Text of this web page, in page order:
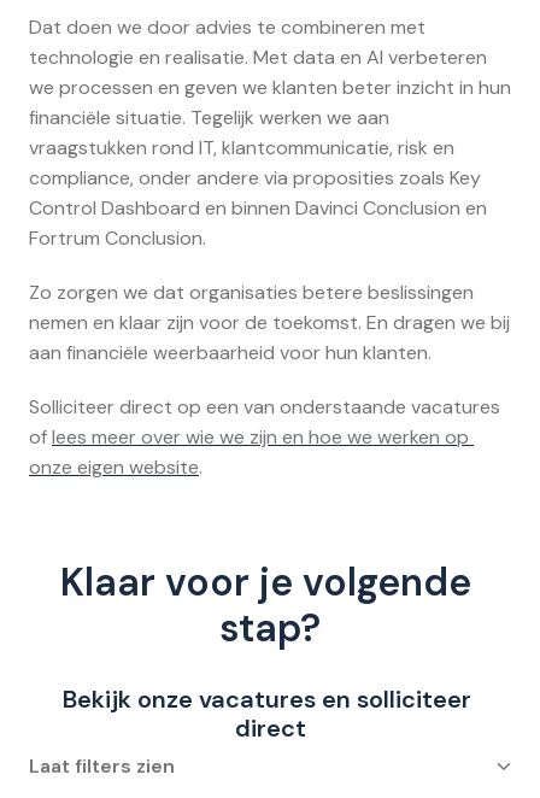
Dat doen we door advies te combineren met
technologie en realisatie. Met data en AI verbeteren
we processen en geven we klanten beter inzicht in hun
financiële situatie. Tegelijk werken we aan
vraagstukken rond IT, klantcommunicatie, risk en
compliance, onder andere via proposities zoals Key
Control Dashboard en binnen Davinci Conclusion en
Fortrum Conclusion.
Zo zorgen we dat organisaties betere beslissingen
nemen en klaar zijn voor de toekomst. En dragen we bij
aan financiële weerbaarheid voor hun klanten.
Solliciteer direct op een van onderstaande vacatures
of lees meer over wie we zijn en hoe we werken op
onze eigen website.
Klaar voor je volgende
stap?
Bekijk onze vacatures en solliciteer
direct
Laat filters zien